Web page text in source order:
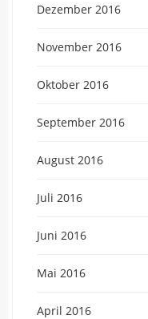
Dezember 2016
November 2016
Oktober 2016
September 2016
August 2016
Juli 2016
Juni 2016
Mai 2016
April 2016